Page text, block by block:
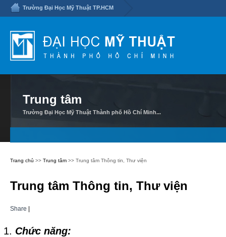
Trường Đại Học Mỹ Thuật TP.HCM
Trung tâm
Trường Đại Học Mỹ Thuật Thành phố Hồ Chí Minh...
Trang chủ >> Trung tâm >> Trung tâm Thông tin, Thư viện
Trung tâm Thông tin, Thư viện
Share
Chức năng: